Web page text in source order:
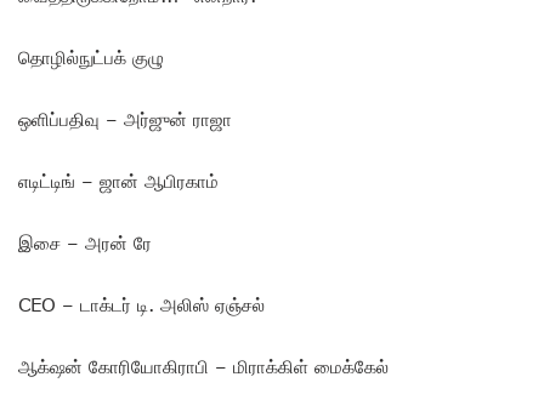
தொழில்நுட்பக் குழு
ஒளிப்பதிவு – அர்ஜுன் ராஜா
எடிட்டிங் – ஜான் ஆபிரகாம்
இசை – அரன் ரே
CEO – டாக்டர் டி. அலிஸ் ஏஞ்சல்
ஆக்‌ஷன் கோரியோகிராபி – மிராக்கிள் மைக்கேல்